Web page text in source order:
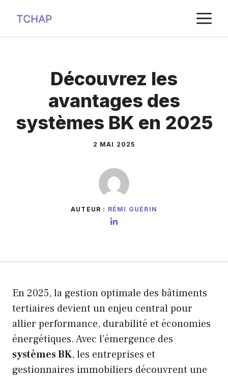
contenu
Découvrez les
avantages des
systèmes BK en 2025
2 MAI 2025
AUTEUR : RÉMI GUÉRIN
En 2025, la gestion optimale des bâtiments
tertiaires devient un enjeu central pour
allier performance, durabilité et économies
énergétiques. Avec l’émergence des
systèmes BK, les entreprises et
gestionnaires immobiliers découvrent une